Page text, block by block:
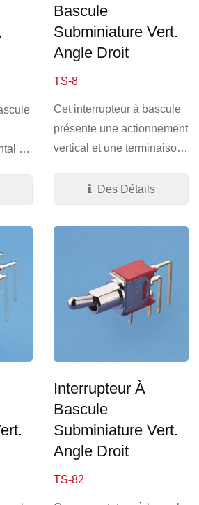
et
Bascule
Subminiature Vert.
Angle Droit
TS-8
Cet interrupteur à bascule
présente une actionnement
vertical et une terminaison
Des Détails
Interrupteur À
Bascule
Subminiature Vert.
Angle Droit
TS-82